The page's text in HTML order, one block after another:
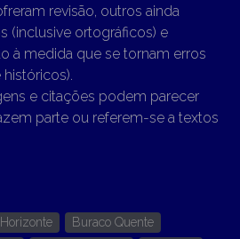
revisão, outros ainda
(inclusive ortográficos) e
à medida que se tornam erros
históricos).
e citações podem parecer
parte ou referem-se a textos
Buraco Quente